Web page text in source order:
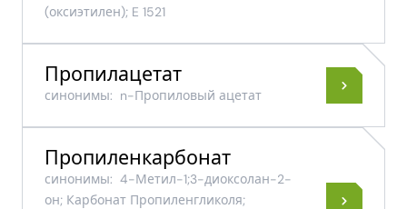
(оксиэтилен)​; E 1521
Пропилацетат
синонимы: n-Пропиловый ацетат
Пропиленкарбонат
синонимы: 4-Метил-1;3-диоксолан-2-
он; Карбонат Пропиленгликоля;